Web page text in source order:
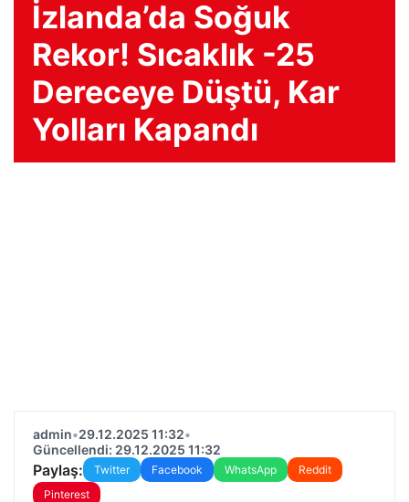
İzlanda’da Soğuk
Rekor! Sıcaklık -25
Dereceye Düştü, Kar
Yolları Kapandı
admin•29.12.2025 11:32•
Güncellendi: 29.12.2025 11:32
Paylaş: Twitter Facebook WhatsApp
Reddit
Pinterest